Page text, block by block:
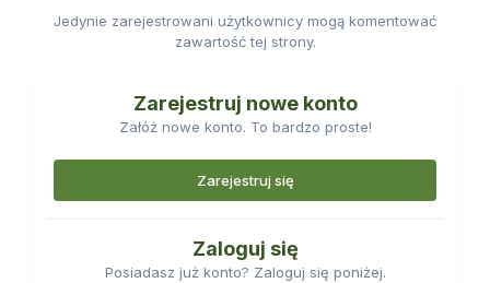
Jedynie zarejestrowani użytkownicy mogą komentować
zawartość tej strony.
Zarejestruj nowe konto
Załóż nowe konto. To bardzo proste!
Zarejestruj się
Zaloguj się
Posiadasz już konto? Zaloguj się poniżej.